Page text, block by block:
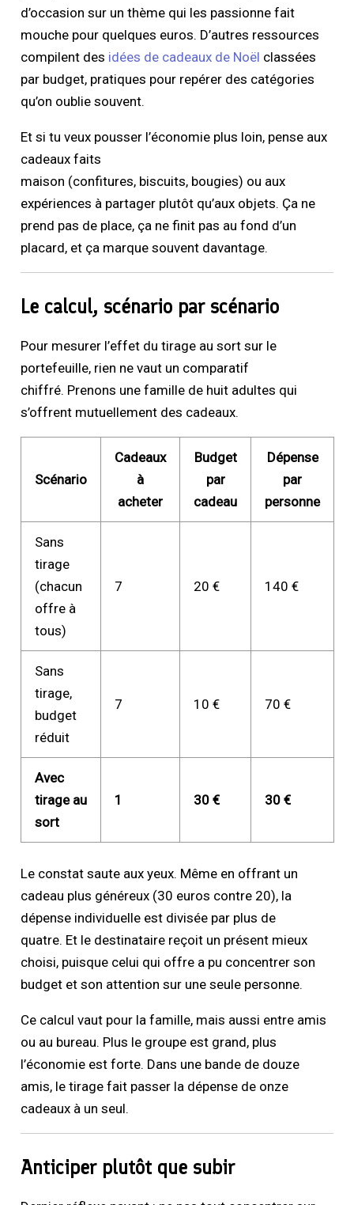
d’occasion sur un thème qui les passionne fait
mouche pour quelques euros. D’autres ressources
compilent des idées de cadeaux de Noël classées
par budget, pratiques pour repérer des catégories
qu’on oublie souvent.
Et si tu veux pousser l’économie plus loin, pense aux
cadeaux faits
maison (confitures, biscuits, bougies) ou aux
expériences à partager plutôt qu’aux objets. Ça ne
prend pas de place, ça ne finit pas au fond d’un
placard, et ça marque souvent davantage.
Le calcul, scénario par scénario
Pour mesurer l’effet du tirage au sort sur le
portefeuille, rien ne vaut un comparatif
chiffré. Prenons une famille de huit adultes qui
s’offrent mutuellement des cadeaux.
Scénario
Cadeaux
à
acheter
Budget
par
cadeau
Dépense
par
personne
Sans
tirage
(chacun
offre à
tous)
7 20 € 140 €
Sans
tirage,
budget
réduit
7 10 € 70 €
Avec
tirage au
sort
1 30 € 30 €
Le constat saute aux yeux. Même en offrant un
cadeau plus généreux (30 euros contre 20), la
dépense individuelle est divisée par plus de
quatre. Et le destinataire reçoit un présent mieux
choisi, puisque celui qui offre a pu concentrer son
budget et son attention sur une seule personne.
Ce calcul vaut pour la famille, mais aussi entre amis
ou au bureau. Plus le groupe est grand, plus
l’économie est forte. Dans une bande de douze
amis, le tirage fait passer la dépense de onze
cadeaux à un seul.
Anticiper plutôt que subir